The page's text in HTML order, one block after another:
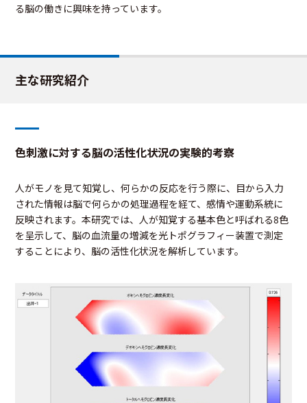
る脳の働きに興味を持っています。
主な研究紹介
色刺激に対する脳の活性化状況の実験的考察
人がモノを見て知覚し、何らかの反応を行う際に、目から入力
された情報は脳で何らかの処理過程を経て、感情や運動系統に
反映されます。本研究では、人が知覚する基本色と呼ばれる8色
を呈示して、脳の血流量の増減を光トポグラフィー装置で測定
することにより、脳の活性化状況を解析しています。